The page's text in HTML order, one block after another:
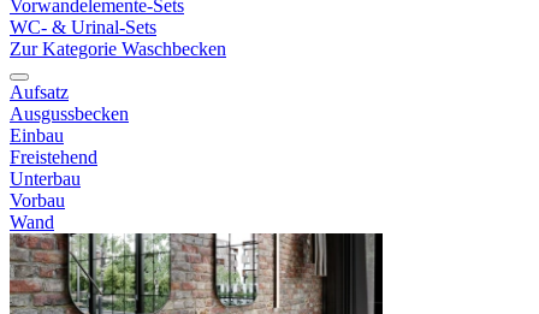
Vorwandelemente-Sets
WC- & Urinal-Sets
Zur Kategorie Waschbecken
Aufsatz
Ausgussbecken
Einbau
Freistehend
Unterbau
Vorbau
Wand